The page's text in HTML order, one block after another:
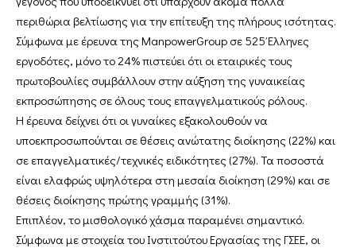
περιθώρια βελτίωσης για την επίτευξη της πλήρους ισότητας.
Σύμφωνα με έρευνα της ManpowerGroup σε 525 Έλληνες
εργοδότες, μόνο το 24% πιστεύει ότι οι εταιρικές τους
πρωτοβουλίες συμβάλλουν στην αύξηση της γυναικείας
εκπροσώπησης σε όλους τους επαγγελματικούς ρόλους.
Η έρευνα δείχνει ότι οι γυναίκες εξακολουθούν να
υποεκπροσωπούνται σε θέσεις ανώτατης διοίκησης (22%) και
σε επαγγελματικές/τεχνικές ειδικότητες (27%). Τα ποσοστά
είναι ελαφρώς υψηλότερα στη μεσαία διοίκηση (29%) και σε
θέσεις διοίκησης πρώτης γραμμής (31%).
Επιπλέον, το μισθολογικό χάσμα παραμένει σημαντικό.
Σύμφωνα με στοιχεία του Ινστιτούτου Εργασίας της ΓΣΕΕ, οι